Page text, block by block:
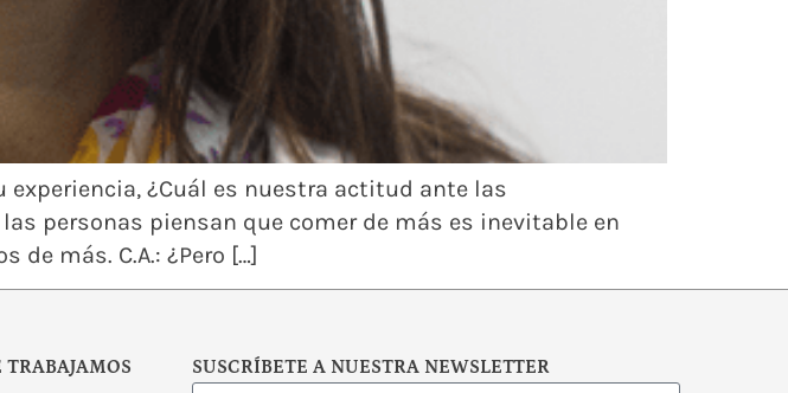
experiencia, ¿Cuál es nuestra actitud ante las
personas piensan que comer de más es inevitable en
de más. C.A.: ¿Pero […]
TRABAJAMOS SUSCRÍBETE A NUESTRA NEWSLETTER